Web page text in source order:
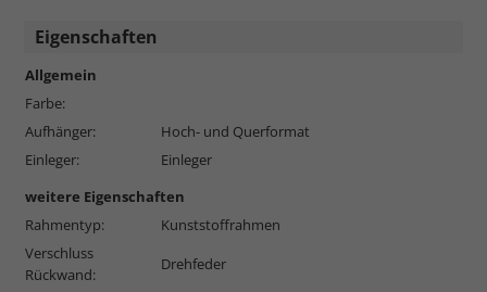
Eigenschaften
Allgemein
Farbe:
Aufhänger:
Hoch- und Querformat
Einleger:
Einleger
weitere Eigenschaften
Rahmentyp:
Kunststoffrahmen
Verschluss
Rückwand:
Drehfeder